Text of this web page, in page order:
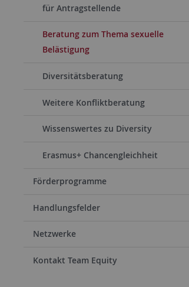
für Antragstellende
Beratung zum Thema sexuelle
Belästigung
Diversitätsberatung
Weitere Konfliktberatung
Wissenswertes zu Diversity
Erasmus+ Chancengleichheit
Förderprogramme
Handlungsfelder
Netzwerke
Kontakt Team Equity